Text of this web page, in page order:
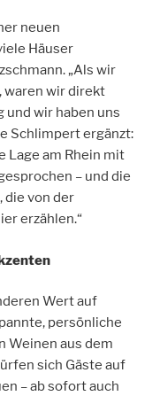
neuen
Häuser
„Als wir
waren wir direkt
und wir haben uns
Schlimpert ergänzt:
Lage am Rhein mit
– und die
die von der
erzählen.“
Wert auf
persönliche
Weinen aus dem
sich Gäste auf
– ab sofort auch